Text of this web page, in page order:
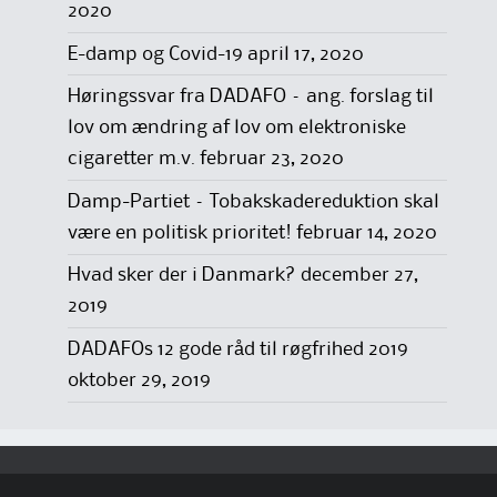
2020
E-damp og Covid-19 april 17, 2020
Høringssvar fra DADAFO – ang. forslag til
lov om ændring af lov om elektroniske
cigaretter m.v. februar 23, 2020
Damp-Partiet – Tobakskadereduktion skal
være en politisk prioritet! februar 14, 2020
Hvad sker der i Danmark? december 27,
2019
DADAFOs 12 gode råd til røgfrihed 2019
oktober 29, 2019